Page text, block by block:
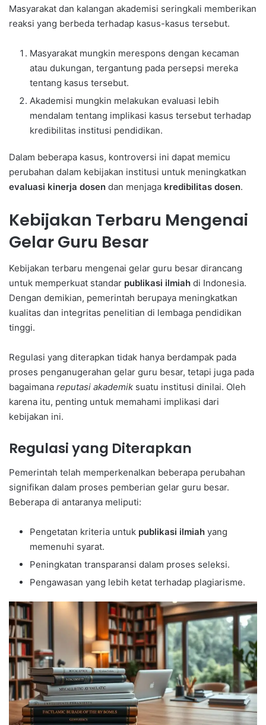
Masyarakat dan kalangan akademisi seringkali memberikan
reaksi yang berbeda terhadap kasus-kasus tersebut.
Masyarakat mungkin merespons dengan kecaman
atau dukungan, tergantung pada persepsi mereka
tentang kasus tersebut.
Akademisi mungkin melakukan evaluasi lebih
mendalam tentang implikasi kasus tersebut terhadap
kredibilitas institusi pendidikan.
Dalam beberapa kasus, kontroversi ini dapat memicu
perubahan dalam kebijakan institusi untuk meningkatkan
evaluasi kinerja dosen dan menjaga kredibilitas dosen.
Kebijakan Terbaru Mengenai
Gelar Guru Besar
Kebijakan terbaru mengenai gelar guru besar dirancang
untuk memperkuat standar publikasi ilmiah di Indonesia.
Dengan demikian, pemerintah berupaya meningkatkan
kualitas dan integritas penelitian di lembaga pendidikan
tinggi.
Regulasi yang diterapkan tidak hanya berdampak pada
proses penganugerahan gelar guru besar, tetapi juga pada
bagaimana reputasi akademik suatu institusi dinilai. Oleh
karena itu, penting untuk memahami implikasi dari
kebijakan ini.
Regulasi yang Diterapkan
Pemerintah telah memperkenalkan beberapa perubahan
signifikan dalam proses pemberian gelar guru besar.
Beberapa di antaranya meliputi:
Pengetatan kriteria untuk publikasi ilmiah yang
memenuhi syarat.
Peningkatan transparansi dalam proses seleksi.
Pengawasan yang lebih ketat terhadap plagiarisme.